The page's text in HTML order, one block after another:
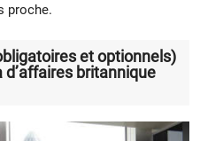
proche.
et optionnels)
britannique